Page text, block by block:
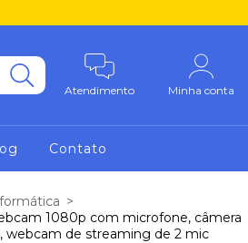
Atendimento Minha conta
Contato
>
1080p com microfone, câmera
webcam de streaming de 2 mic